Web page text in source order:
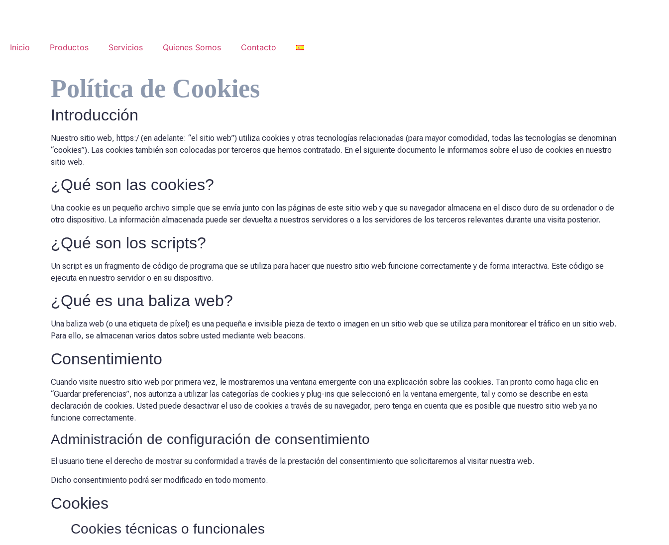
Inicio Productos Servicios Quienes Somos Contacto
Política de Cookies
Introducción
Nuestro sitio web, https:/(en adelante: “el sitio web”) utiliza cookies y otras tecnologías relacionadas (para mayor comodidad, todas las tecnologías se denominan
“cookies”). Las cookies también son colocadas por terceros que hemos contratado. En el siguiente documento le informamos sobre el uso de cookies en nuestro
sitio web.
¿Qué son las cookies?
Una cookie es un pequeño archivo simple que se envía junto con las páginas de este sitio web y que su navegador almacena en el disco duro de su ordenador o de
otro dispositivo. La información almacenada puede ser devuelta a nuestros servidores o a los servidores de los terceros relevantes durante una visita posterior.
¿Qué son los scripts?
Un script es un fragmento de código de programa que se utiliza para hacer que nuestro sitio web funcione correctamente y de forma interactiva. Este código se
ejecuta en nuestro servidor o en su dispositivo.
¿Qué es una baliza web?
Una baliza web (o una etiqueta de píxel) es una pequeña e invisible pieza de texto o imagen en un sitio web que se utiliza para monitorear el tráfico en un sitio web.
Para ello, se almacenan varios datos sobre usted mediante web beacons.
Consentimiento
Cuando visite nuestro sitio web por primera vez, le mostraremos una ventana emergente con una explicación sobre las cookies. Tan pronto como haga clic en
“Guardar preferencias”, nos autoriza a utilizar las categorías de cookies y plug-ins que seleccionó en la ventana emergente, tal y como se describe en esta
declaración de cookies. Usted puede desactivar el uso de cookies a través de su navegador, pero tenga en cuenta que es posible que nuestro sitio web ya no
funcione correctamente.
Administración de configuración de consentimiento
El usuario tiene el derecho de mostrar su conformidad a través de la prestación del consentimiento que solicitaremos al visitar nuestra web.
Dicho consentimiento podrá ser modificado en todo momento.
Cookies
Cookies técnicas o funcionales